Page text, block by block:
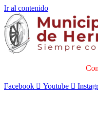
Ir al contenido
Facebook Youtube